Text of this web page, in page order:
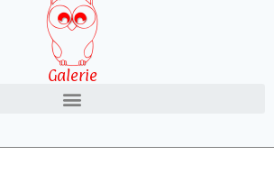
Galerie